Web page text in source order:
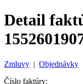
Detail
Zmluvy | Objednávky
Číslo faktúry: